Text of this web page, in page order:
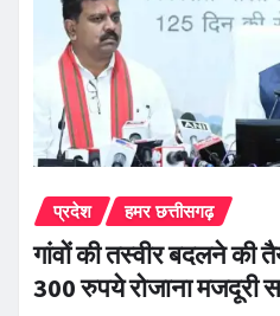
प्रदेश हमर छत्तीसगढ़
गांवों की तस्वीर बदलने की
300 रुपये रोजाना मजदूरी